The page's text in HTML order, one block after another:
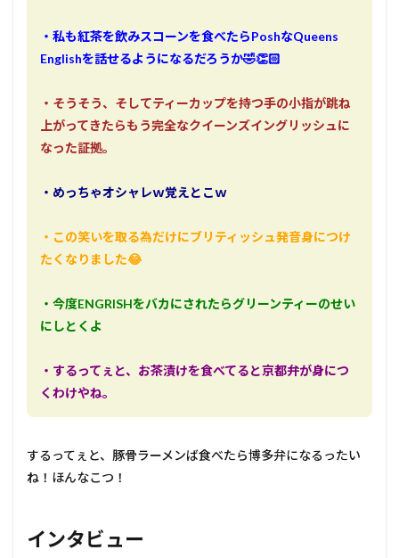
・私も紅茶を飲みスコーンを食べたらPoshなQueens
Englishを話せるようになるだろうか🤣👏🏻
・そうそう、そしてティーカップを持つ手の小指が跳ね
上がってきたらもう完全なクイーンズイングリッシュに
なった証拠。
・めっちゃオシャレｗ覚えとこｗ
・この笑いを取る為だけにブリティッシュ発音身につけ
たくなりました😂
・今度ENGRISHをバカにされたらグリーンティーのせい
にしとくよ
・するってぇと、お茶漬けを食べてると京都弁が身につ
くわけやね。
するってぇと、豚骨ラーメンば食べたら博多弁になるったい
ね！ほんなこつ！
インタビュー